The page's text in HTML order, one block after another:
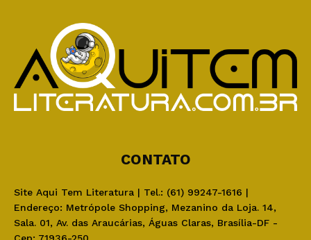
CONTATO
Site Aqui Tem Literatura | Tel.: (61) 99247-1616 |
Endereço: Metrópole Shopping, Mezanino da Loja. 14,
Sala. 01, Av. das Araucárias, Águas Claras, Brasília-DF -
Cep: 71936-250